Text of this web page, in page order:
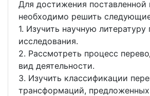
Для достижения поставленной
необходимо решить
1. Изучить научную
исследования.
2. Рассмотреть процесс
вид деятельности.
3. Изучить классификации
трансформаций,